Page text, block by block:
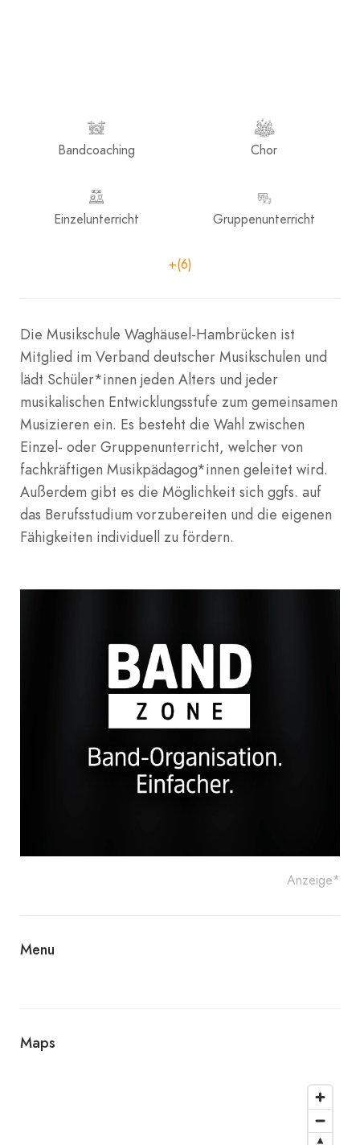
Bandcoaching Chor
Einzelunterricht Gruppenunterricht
+(6)
Die Musikschule Waghäusel-Hambrücken ist
Mitglied im Verband deutscher Musikschulen und
lädt Schüler*innen jeden Alters und jeder
musikalischen Entwicklungsstufe zum gemeinsamen
Musizieren ein. Es besteht die Wahl zwischen
Einzel- oder Gruppenunterricht, welcher von
fachkräftigen Musikpädagog*innen geleitet wird.
Außerdem gibt es die Möglichkeit sich ggfs. auf
das Berufsstudium vorzubereiten und die eigenen
Fähigkeiten individuell zu fördern.
Anzeige*
Menu
Maps